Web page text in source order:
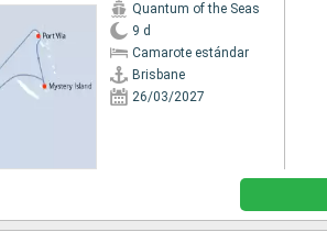
Quantum of the Seas
9 d
Camarote estándar
Brisbane
26/03/2027